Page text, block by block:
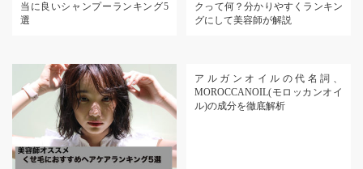
当に良いシャンプーランキング5
選
クって何？分かりやすくランキン
グにして美容師が解説
アルガンオイルの代名詞、
MOROCCANOIL(モロッカンオイ
ル)の成分を徹底解析